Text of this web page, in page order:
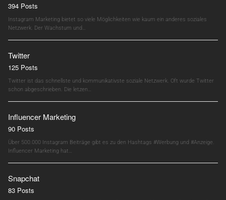
394 Posts
Instagram Marketing bietet so viele Möglichkeiten wie kaum ein anderes soziales
Netzwerk. Der Wachstum und…
Twitter
125 Posts
Twitter ist das schnellste und kommunikativste soziale Netzwerk. Oft wurde Twitter
schon abgeschrieben. Die letzen…
Influencer Marketing
90 Posts
Über 500.000 Instagram Beiträge gibt es zu den Hashtags #Werbung und #Anzeige.
Influencer Marketing hat…
Snapchat
83 Posts